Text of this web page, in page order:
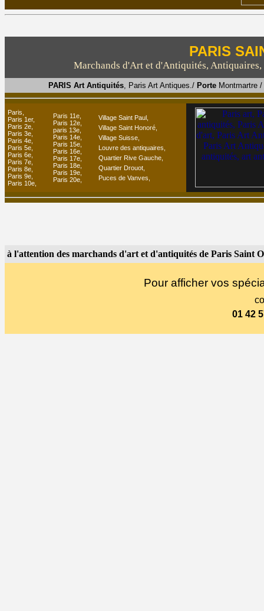
PARIS
Marchands d'Art et d'Antiquités,
PARIS Art Antiquités, Paris Art Antiques./ PorteMontmartre
Paris,
Paris 1er,
Paris 2e,
Paris 3e,
Paris 4e,
Paris 5e,
Paris 6e,
Paris 7e,
Paris 8e,
Paris 9e,
Paris 10e,
Paris 11e,
Paris 12e,
paris 13e,
Paris 14e,
Paris 15e,
Paris 16e,
Paris 17e,
Paris 18e,
Paris 19e,
Paris 20e,
Village Saint Paul,
Village Saint Honoré
Village Suisse,
Louvre des antiquaires,
Quartier Rive Gauche,
Quartier Drouot,
Puces de Vanves,
à l'attention des marchands d'art et d'antiquités de Paris Saint
Pour afficher vos
01 42